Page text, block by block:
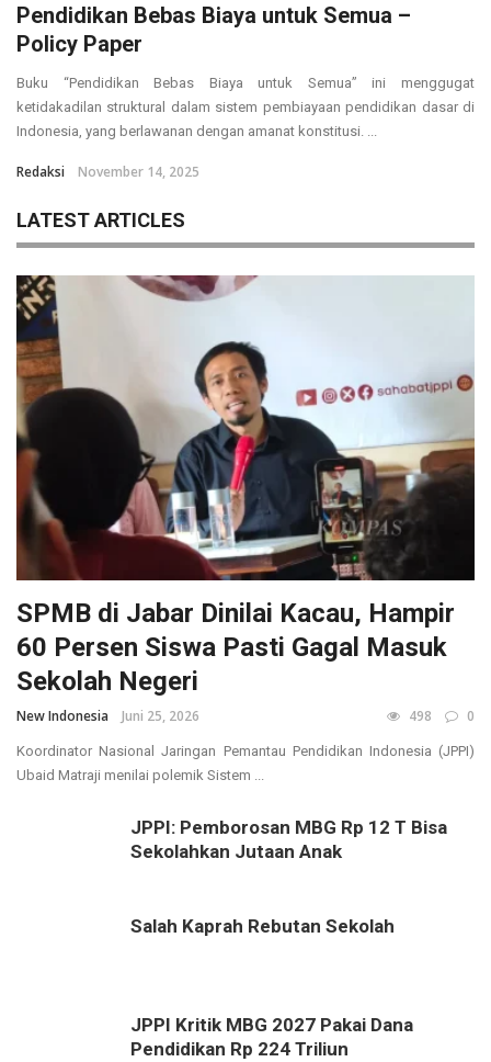
Pendidikan Bebas Biaya untuk Semua –
Policy Paper
Buku “Pendidikan Bebas Biaya untuk Semua” ini menggugat
ketidakadilan struktural dalam sistem pembiayaan pendidikan dasar di
Indonesia, yang berlawanan dengan amanat konstitusi. ...
Redaksi November 14, 2025
LATEST ARTICLES
SPMB di Jabar Dinilai Kacau, Hampir
60 Persen Siswa Pasti Gagal Masuk
Sekolah Negeri
New Indonesia Juni 25, 2026 498 0
Koordinator Nasional Jaringan Pemantau Pendidikan Indonesia (JPPI)
Ubaid Matraji menilai polemik Sistem ...
JPPI: Pemborosan MBG Rp 12 T Bisa
Sekolahkan Jutaan Anak
Salah Kaprah Rebutan Sekolah
JPPI Kritik MBG 2027 Pakai Dana
Pendidikan Rp 224 Triliun